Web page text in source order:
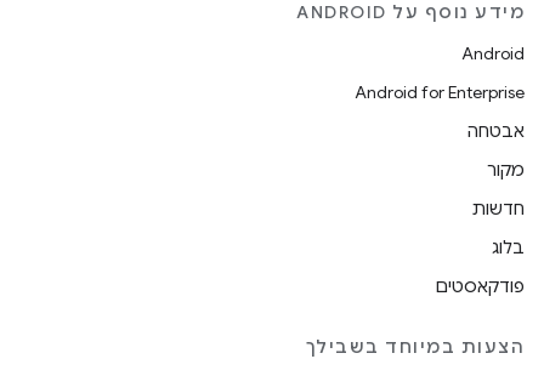
מידע נוסף על ANDROID
Android
Android for Enterprise
אבטחה
מקור
חדשות
בלוג
פודקאסטים
הצעות במיוחד בשבילך